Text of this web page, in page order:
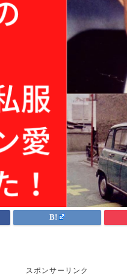
スポンサーリンク